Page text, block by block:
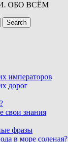
ОБО ВСЁМ
императоров
дорог
свои знания
фразы
в море соленая?